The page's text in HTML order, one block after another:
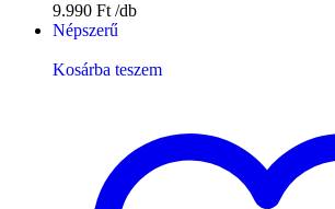
9.990 Ft
Népszerű
Kosárba teszem